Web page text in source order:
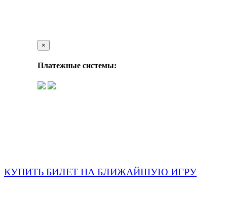
×
Платежные системы:
КУПИТЬ БИЛЕТ НА БЛИЖАЙШУЮ ИГРУ